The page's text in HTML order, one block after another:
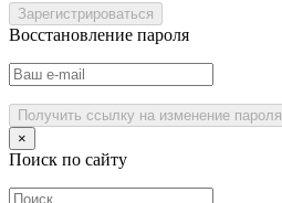
Зарегистрироваться
Восстановление пароля
Получить ссылку на изменение пароля
×
Поиск по сайту